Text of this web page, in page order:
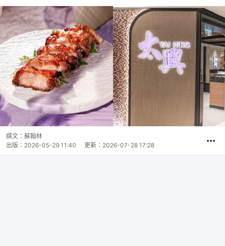
撰文： 蘇翰林
出版： 2026-05-29 11:40 更新： 2026-07-28 17:28